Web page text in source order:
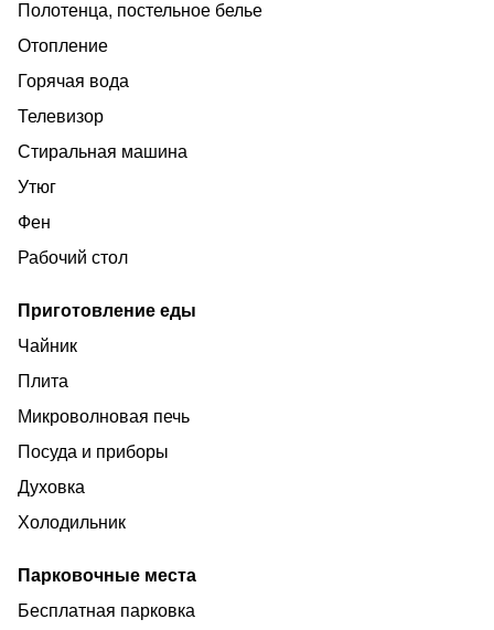
Полотенца, постельное белье
Отопление
Горячая вода
Телевизор
Стиральная машина
Утюг
Фен
Рабочий стол
Приготовление еды
Чайник
Плита
Микроволновая печь
Посуда и приборы
Духовка
Холодильник
Парковочные места
Бесплатная парковка